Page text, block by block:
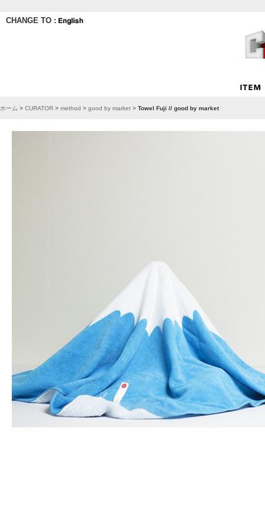
CHANGE TO :
ホーム > CURATOR > method > good by market > Towel Fuji // good by market